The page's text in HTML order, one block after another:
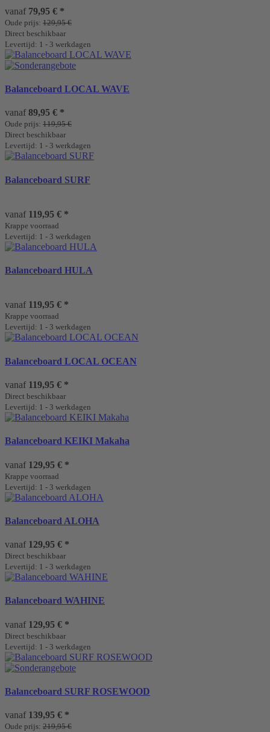
vanaf 79,95 € *
Oude prijs: 129,95 €
Direct beschikbaar
Levertijd: 1 - 3 werkdagen
Balanceboard LOCAL WAVE
vanaf 89,95 € *
Oude prijs: 119,95 €
Direct beschikbaar
Levertijd: 1 - 3 werkdagen
Balanceboard SURF
vanaf 119,95 € *
Krappe voorraad
Levertijd: 1 - 3 werkdagen
Balanceboard HULA
vanaf 119,95 € *
Krappe voorraad
Levertijd: 1 - 3 werkdagen
Balanceboard LOCAL OCEAN
vanaf 119,95 € *
Direct beschikbaar
Levertijd: 1 - 3 werkdagen
Balanceboard KEIKI Makaha
vanaf 129,95 € *
Krappe voorraad
Levertijd: 1 - 3 werkdagen
Balanceboard ALOHA
vanaf 129,95 € *
Direct beschikbaar
Levertijd: 1 - 3 werkdagen
Balanceboard WAHINE
vanaf 129,95 € *
Direct beschikbaar
Levertijd: 1 - 3 werkdagen
Balanceboard SURF ROSEWOOD
vanaf 139,95 € *
Oude prijs: 219,95 €